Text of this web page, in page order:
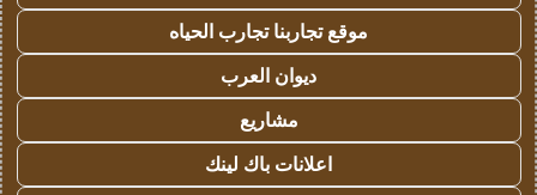
موقع تجاربنا تجارب الحياه
ديوان العرب
مشاريع
اعلانات باك لينك